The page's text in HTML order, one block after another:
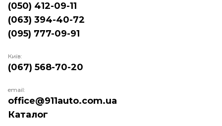
Каталог
(050) 412-09-11
(063) 394-40-72
(095) 777-09-91
Київ:
(067) 568-70-20
email:
office@911auto.com.ua